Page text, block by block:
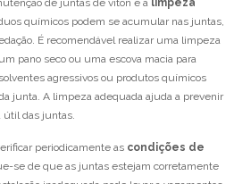
de juntas de viton é a limpeza
químicos podem se acumular nas juntas,
É recomendável realizar uma limpeza
pano seco ou uma escova macia para
agressivos ou produtos químicos
junta. A limpeza adequada ajuda a prevenir
útil das juntas.
periodicamente as condições de
se de que as juntas estejam corretamente